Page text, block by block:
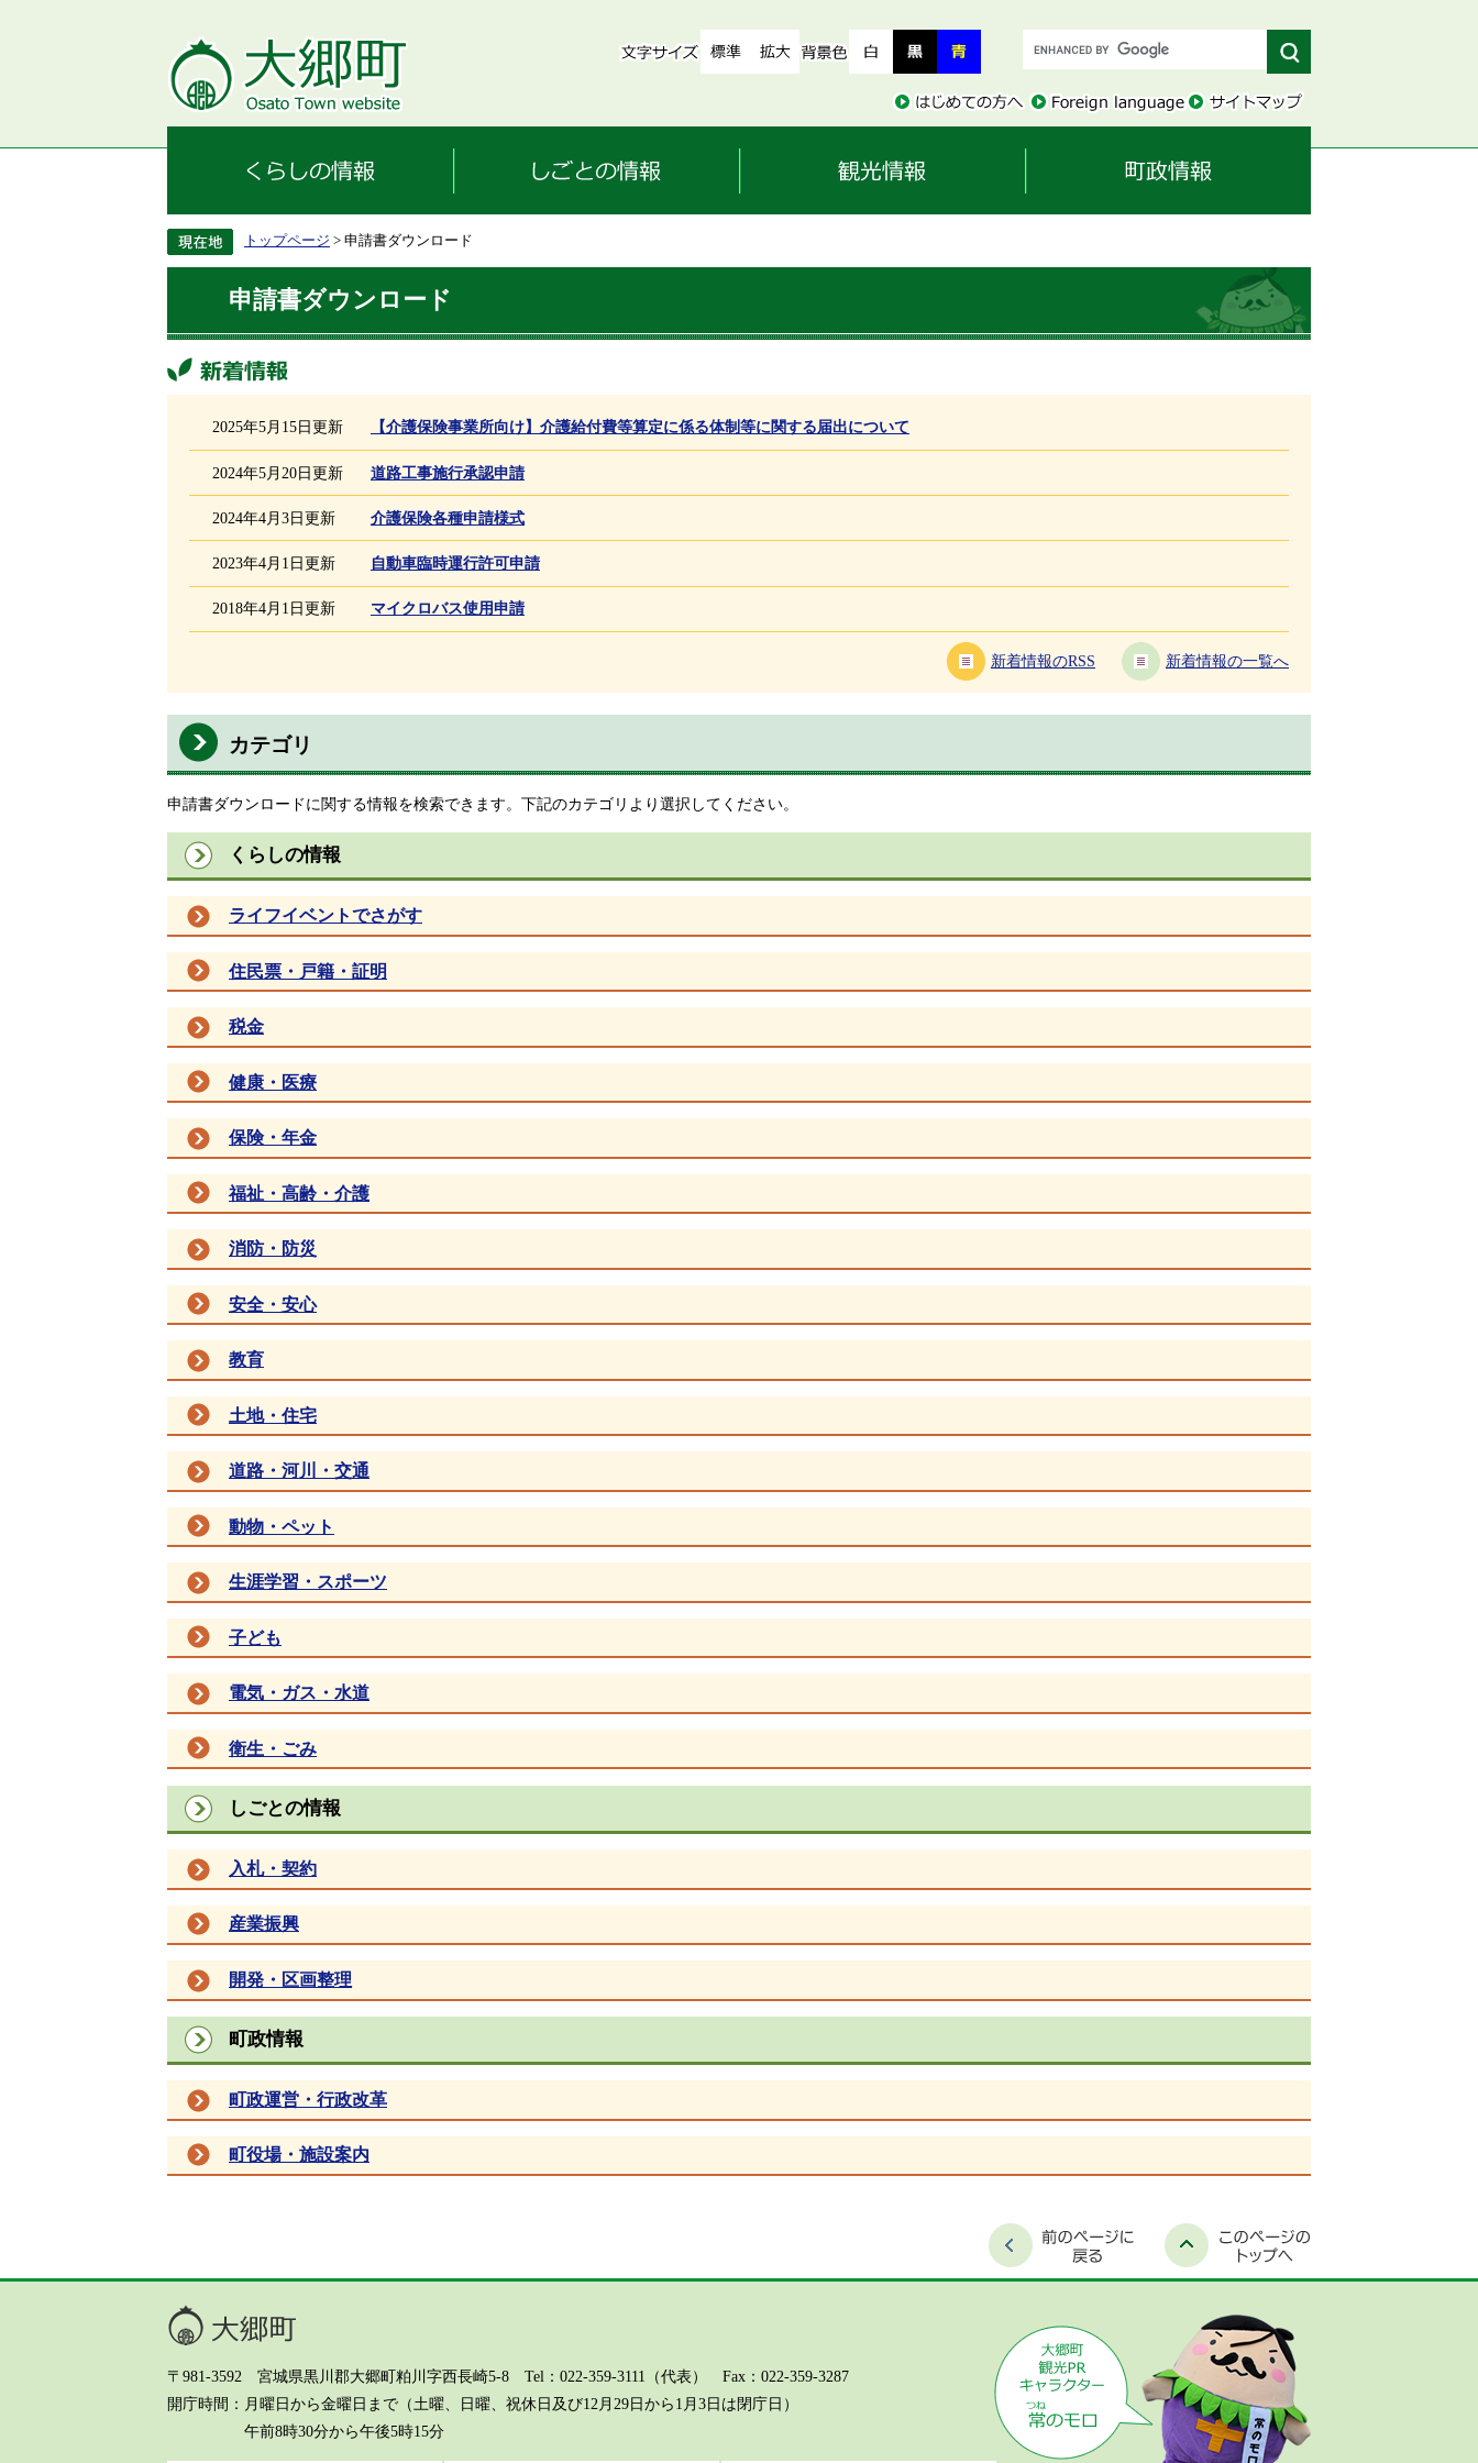
トップページ > 申請書ダウンロード
申請書ダウンロード
2025年5月15日更新 【介護保険事業所向け】介護給付費等算定に係る体制等に関する届出について
2024年5月20日更新 道路工事施行承認申請
2024年4月3日更新 介護保険各種申請様式
2023年4月1日更新 自動車臨時運行許可申請
2018年4月1日更新 マイクロバス使用申請
新着情報のRSS 新着情報の一覧へ
カテゴリ
申請書ダウンロードに関する情報を検索できます。下記のカテゴリより選択してください。
くらしの情報
ライフイベントでさがす
住民票・戸籍・証明
税金
健康・医療
保険・年金
福祉・高齢・介護
消防・防災
安全・安心
教育
土地・住宅
道路・河川・交通
動物・ペット
生涯学習・スポーツ
子ども
電気・ガス・水道
衛生・ごみ
しごとの情報
入札・契約
産業振興
開発・区画整理
町政情報
町政運営・行政改革
町役場・施設案内
〒981-3592 宮城県黒川郡大郷町粕川字西長崎5-8 Tel：022-359-3111（代表） Fax：022-359-3287
開庁時間
月曜日から金曜日まで（土曜、日曜、祝休日及び12月29日から1月3日は閉庁日）
午前8時30分から午後5時15分